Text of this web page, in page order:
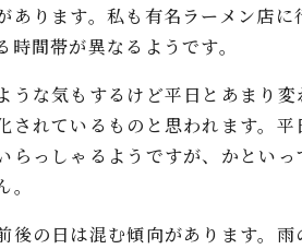
あります。私も有名ラーメン店
間帯が異なるようです。
うな気もするけど平日とあまり
れているものと思われます。
らっしゃるようですが、かとい
の日は混む傾向があります。